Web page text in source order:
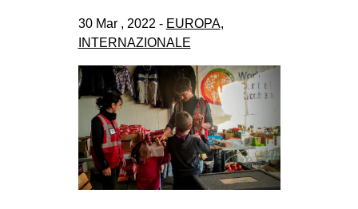
30 Mar , 2022 - EUROPA,
INTERNAZIONALE